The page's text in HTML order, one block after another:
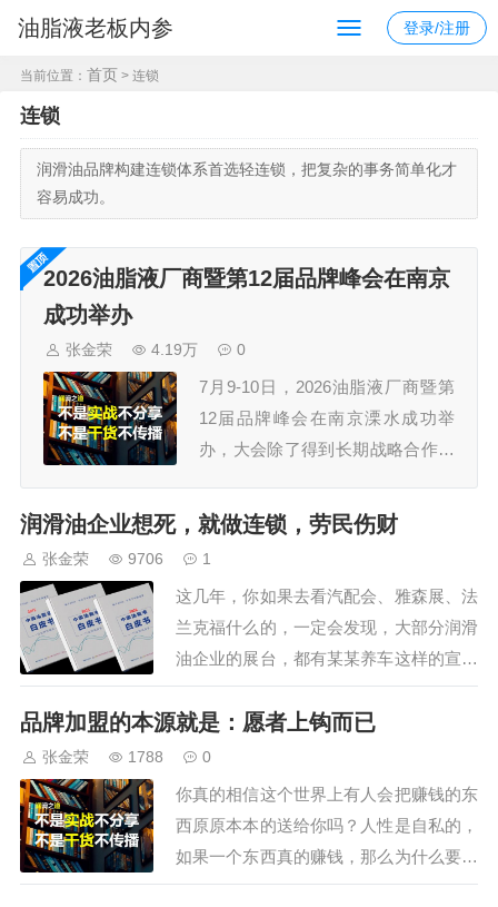
油脂液老板内参 登录/注册
当前位置： 首页 > 连锁
连锁
润滑油品牌构建连锁体系首选轻连锁，把复杂的事务简单化才
容易成功。
2026油脂液厂商暨第12届品牌峰会在南京
成功举办
张金荣 4.19万 0
7月9-10日，2026油脂液厂商暨第
12届品牌峰会在南京溧水成功举
办，大会除了得到长期战略合作伙
司、江苏汤姆智能装备有限公司的
会还安排了参观车油尿素液领导品
牌，占地195亩的可兰素工厂，特
种润滑脂企业，占…
润滑油企业想死，就做连锁，劳民伤财
张金荣 9706 1
这几年，你如果去看汽配会、雅森展、法
兰克福什么的，一定会发现，大部分润滑
油企业的展台，都有某某养车这样的宣传
画面，或者画册，可以说，润滑油圈的很
多企业都有着做连锁的梦想，毕竟，做连
锁能受加盟费，还能直接掌控总断，构建
车主私域，想想都美。但是，你可以做
梦，但千万不要试水。从2010年起，千军
万马的汽服…
品牌加盟的本源就是：愿者上钩而已
张金荣 1788 0
你真的相信这个世界上有人会把赚钱的东
西原原本本的送给你吗？人性是自私的，
如果一个东西真的赚钱，那么为什么要分
享给你？教会徒弟，饿死师傅，即使是我